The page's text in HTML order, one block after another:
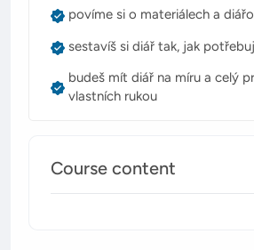
povíme si o materiálech a
sestavíš si diář tak, jak
budeš mít diář na míru a celý
vlastních rukou
Course content